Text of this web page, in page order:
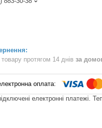
протягом 14 днів за
електронні платежі.